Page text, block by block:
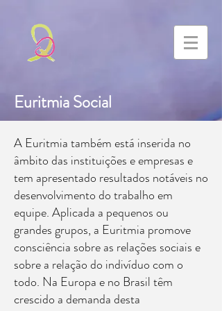
Euritmia Social
A Euritmia também está inserida no
âmbito das instituições e empresas e
tem apresentado resultados notáveis no
desenvolvimento do trabalho em
equipe. Aplicada a pequenos ou
grandes grupos, a Euritmia promove
consciência sobre as relações sociais e
sobre a relação do indivíduo com o
todo. Na Europa e no Brasil têm
crescido a demanda desta